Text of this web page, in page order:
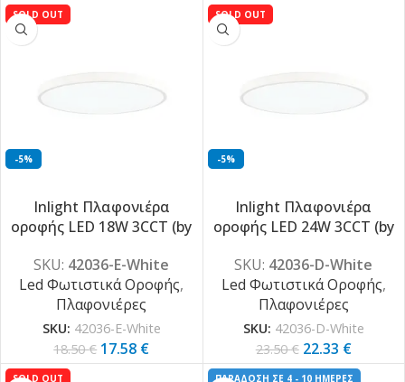
-5%
SOLD OUT
Inlight Πλαφονιέρα
οροφής LED 18W 3CCT (by
απόχρωση D:23×2,5cm
(42036-E-White)
SKU: 42036-E-White
Led Φωτιστικά Οροφής,
Πλαφονιέρες
SKU: 42036-E-White
18.50€ 17.58 €
-5%
SOLD OUT
Inlight Πλαφονιέρα
οροφής LED 24W 3CCT (by
απόχρωση D:30×2,5cm
(42036-D-White)
SKU: 42036-D-White
Led Φωτιστικά Οροφής,
Πλαφονιέρες
SKU: 42036-D-White
23.50€ 22.33 €
SOLD OUT ΠΑΡΑΔΟΣΗ ΣΕ 4 - 10 ΗΜΕΡΕΣ